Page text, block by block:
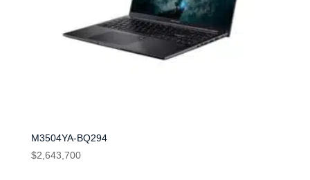
M3504YA-BQ294
$2,643,700